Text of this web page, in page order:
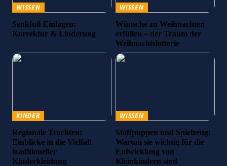
WISSEN
Senkfuß Einlagen:
Korrektur & Linderung
WISSEN
Wünsche zu Weihnachten
erfüllen – der Traum der
Weihnachtslotterie
KINDER
Regionale Trachten:
Einblicke in die Vielfalt
traditioneller
Kinderkleidung
WISSEN
Stoffpuppen und Spielzeug:
Warum sie wichtig für die
Entwicklung von
Kleinkindern sind